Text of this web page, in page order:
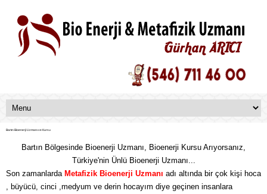
Bartın Bioenerji Uzmanı ve Kursu
Bartın Bölgesinde Bioenerji Uzmanı, Bioenerji Kursu Arıyorsanız,
Türkiye'nin Ünlü Bioenerji Uzmanı...
Son zamanlarda Metafizik Bioenerji Uzmanı adı altında bir çok kişi hoca
, büyücü, cinci ,medyum ve derin hocayım diye geçinen insanlara